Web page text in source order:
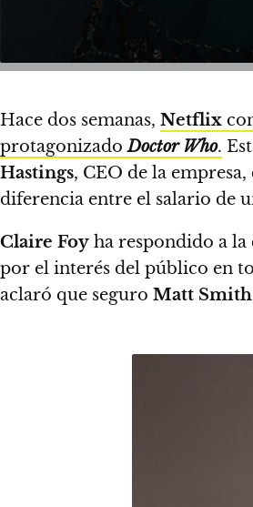
Hace dos semanas, Netflix
protagonizadoDoctor Who.
Hastings, CEO de la
diferencia entre el salario de
Claire Foy ha respondido a
por el interés del público en
aclaró que seguro Matt Smith